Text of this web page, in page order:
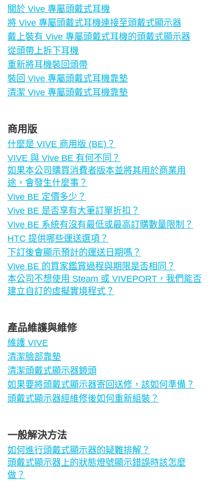
關於 Vive 專屬頭戴式耳機
將 Vive 專屬頭戴式耳機連接至頭戴式顯示器
戴上裝有 Vive 專屬頭戴式耳機的頭戴式顯示器
從頭帶上拆下耳機
重新將耳機裝回頭帶
裝回 Vive 專屬頭戴式耳機靠墊
清潔 Vive 專屬頭戴式耳機靠墊
商用版
什麼是 VIVE 商用版 (BE)？
VIVE 與 Vive BE 有何不同？
如果本公司購買消費者版本並將其用於商業用
途，會發生什麼事？
Vive BE 定價多少？
Vive BE 是否享有大筆訂單折扣？
Vive BE 系統有沒有最低或最高訂購數量限制？
HTC 提供哪些運送選項？
下訂後會顯示預計的運送日期嗎？
Vive BE 的買家鑑賞過程與期限是否相同？
本公司不想使用 Steam 或 VIVEPORT，我們能否
建立自訂的虛擬實境程式？
產品維護與維修
維護 VIVE
清潔臉部靠墊
清潔頭戴式顯示器鏡頭
如果要將頭戴式顯示器寄回送修，該如何準備？
頭戴式顯示器經維修後如何重新組裝？
一般解決方法
如何進行頭戴式顯示器的疑難排解？
頭戴式顯示器上的狀態燈號顯示錯誤時該怎麼
做？